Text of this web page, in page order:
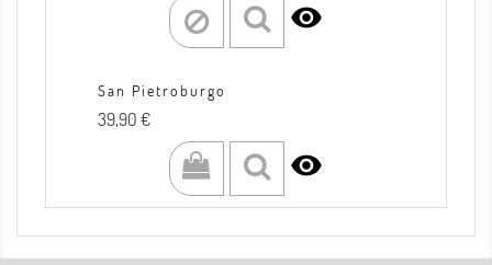

San Pietroburgo
Prezzo
39,90 €
